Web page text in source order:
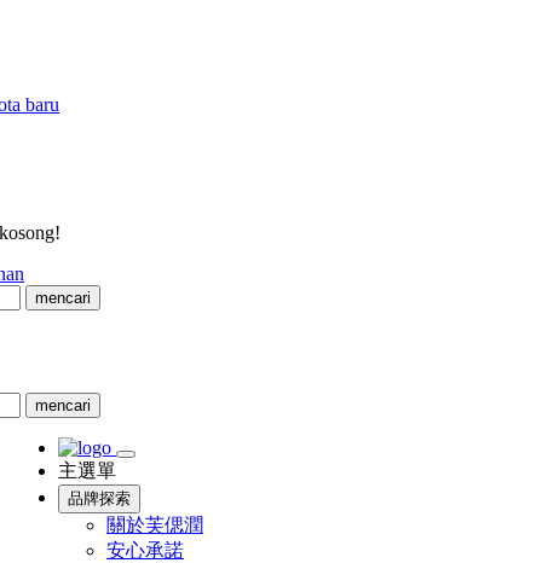
baru
mencari
mencari
主選單
品牌探索
關於芙偲潤
安心承諾